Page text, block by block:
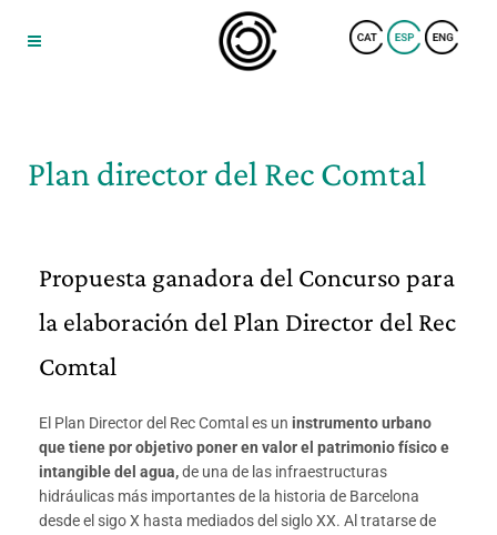
Plan director del Rec Comtal
Propuesta ganadora del Concurso para
la elaboración del Plan Director del Rec
Comtal
El Plan Director del Rec Comtal es un instrumento urbano
que tiene por objetivo poner en valor el patrimonio físico e
intangible del agua,de una de las infraestructuras
hidráulicas más importantes de la historia de Barcelona
desde el sigo X hasta mediados del siglo XX. Al tratarse de